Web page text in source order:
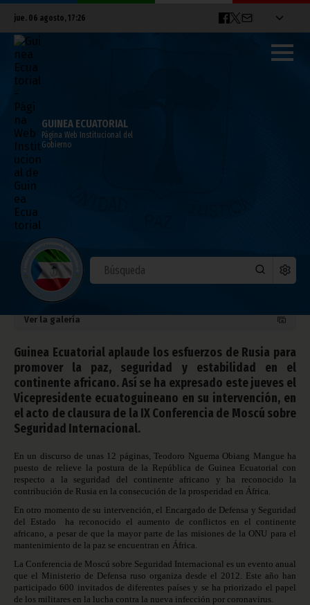
jue. 06 agosto, 17:26
GUINEA ECUATORIAL
Página Web Institucional del
Gobierno
Clausura de la Conferencia de Moscú
sobre Seguridad Internacional
junio 24, 2021
Vicepresidencia
Ver la galería
Guinea Ecuatorial aplaude los esfuerzos de Rusia para
promover la paz, seguridad y estabilidad en el
continente africano. Así se ha expresado este jueves el
Vicepresidente ecuatoguineano en su intervención, en
el acto de clausura de la IX Conferencia de Moscú sobre
Seguridad Internacional.
En un discurso de unas 12 páginas, Teodoro Nguema Obiang Mangue ha
puesto de relieve la postura de la República de Guinea Ecuatorial con
respecto a la seguridad del continente africano y ha reconocido la
contribución de Rusia en la consecución de la prosperidad en África.
En otro momento de su intervención, el Encargado de Defensa y Seguridad
del Estado ha reconocido el aumento de conflictos en el continente
africano, a pesar de que la mayor parte de las misiones de la ONU para el
mantenimiento de la paz se encuentran en África.
La Conferencia de Moscú sobre Seguridad Internacional es un evento anual
que el Ministerio de Defensa ruso organiza desde el 2012. Este año han
participado 600 invitados de diferentes países y se ha priorizado el papel
de los militares en la lucha contra la nueva infección por coronavirus.